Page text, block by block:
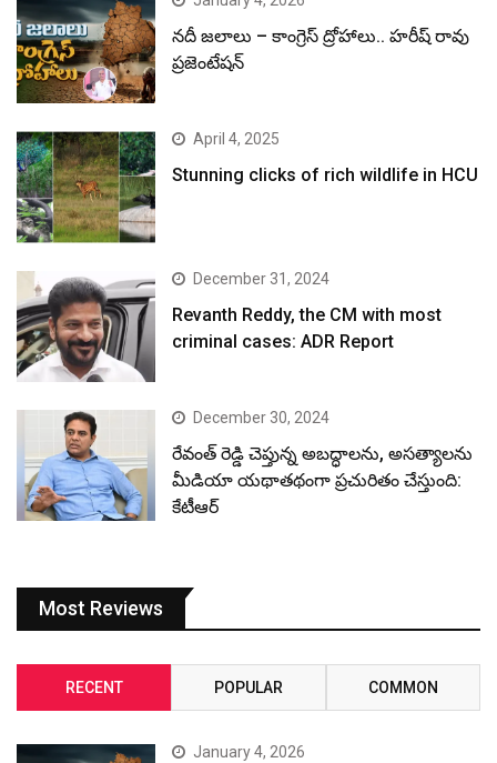
నదీ జలాలు – కాంగ్రెస్ ద్రోహాలు.. హరీష్ రావు
ప్రజెంటేషన్
April 4, 2025
Stunning clicks of rich wildlife in HCU
December 31, 2024
Revanth Reddy, the CM with most
criminal cases: ADR Report
December 30, 2024
రేవంత్ రెడ్డి చెప్తున్న అబద్ధాలను, అసత్యాలను
మీడియా యథాతథంగా ప్రచురితం చేస్తుంది:
కేటీఆర్
Most Reviews
RECENT POPULAR COMMON
January 4, 2026